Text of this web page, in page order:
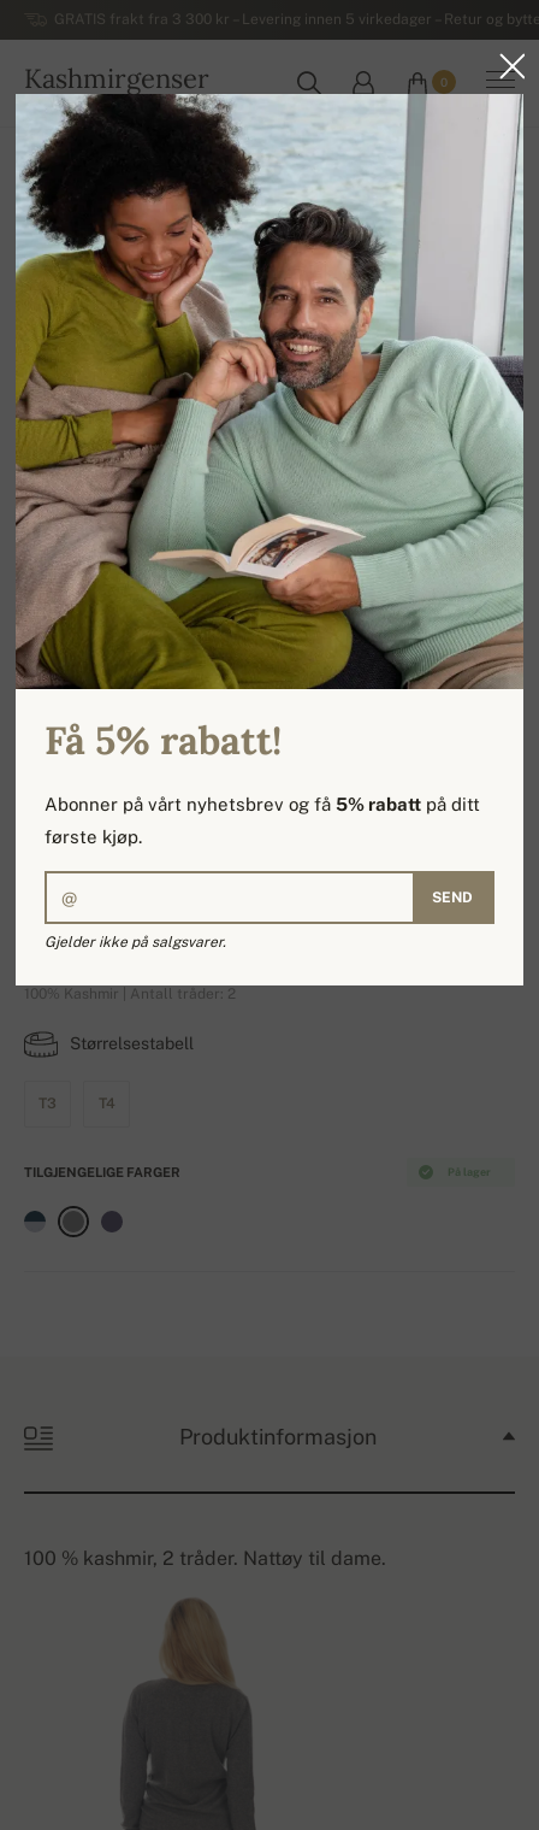
GRATIS frakt fra 3 300 kr – Levering innen 5 virkedager – Retur og
Kashmirgenser
NORGE
0
Hjem
Plume
100% Kashmir | Antall tråder: 2
Størrelsestabell
T3 T4
På lager
TILGJENGELIGE FARGER
Produktinformasjon
100 % kashmir, 2 tråder. Nattøy til dame.
Få 5% rabatt!
Abonner på vårt nyhetsbrev og få5% rabatt på ditt
første kjøp.
SEND
Gjelder ikke på salgsvarer.